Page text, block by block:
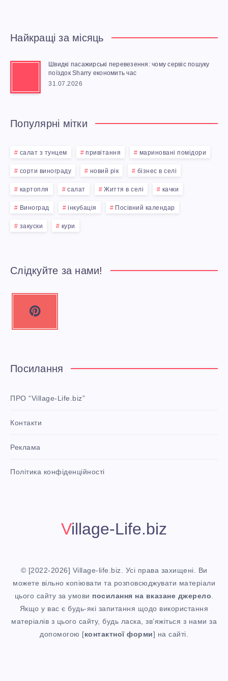
Найкращі за місяць
Швидкі пасажирські перевезення: чому сервіс пошуку
поїздок Sharry економить час
31.07.2026
Популярні мітки
салат з тунцем привітання мариновані помідори
сорти винограду новий рік бізнес в селі
картопля салат Життя в селі качки
Виноград інкубація Посівний календар
закуски кури
Слідкуйте за нами!
e
e
i
i
t
Посилання
ПРО “Village-Life.biz”
Контакти
Реклама
Політика конфіденційності
Village-Life.biz
© [2022-2026] Village-life.biz. Усі права захищені. Ви
можете вільно копіювати та розповсюджувати матеріали
цього сайту за умови посилання на вказане джерело
Якщо у вас є будь-які запитання щодо використання
матеріалів з цього сайту, будь ласка, зв’яжіться з нами за
допомогою [контактної форми] на сайті.